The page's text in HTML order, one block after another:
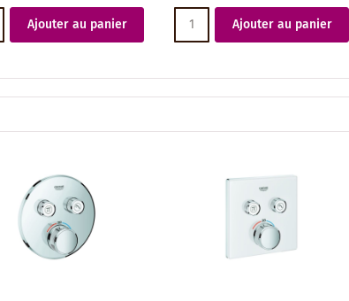
Ajouter au panier
Ajouter au panier